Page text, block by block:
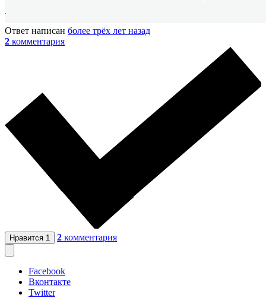
Ответ написан более трёх лет назад
2 комментария
Нравится 1 2 комментария
Facebook
Вконтакте
Twitter